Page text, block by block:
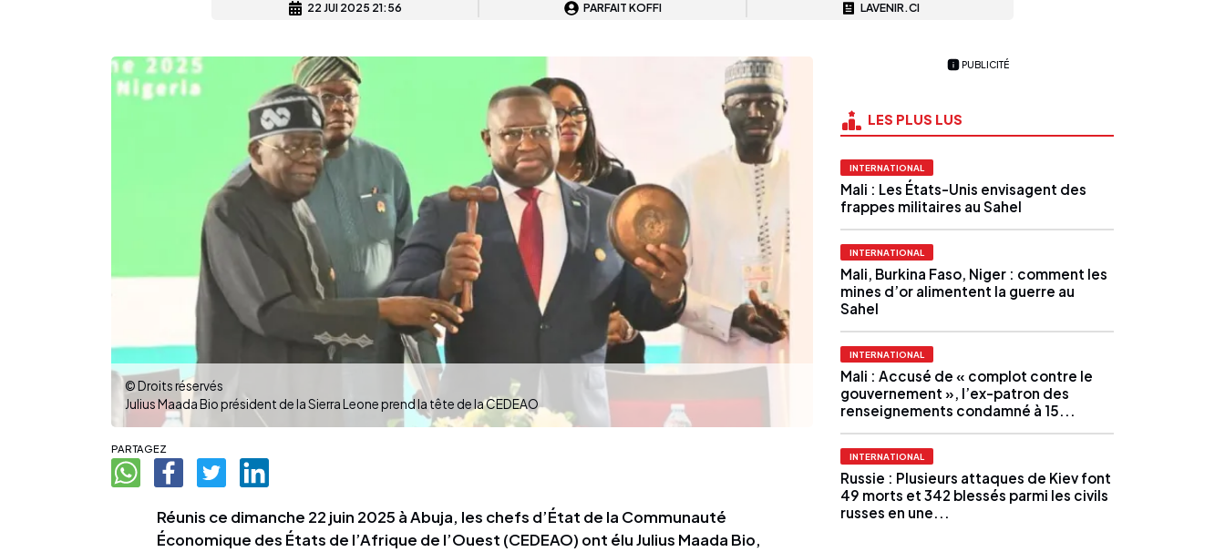
22 JUI 2025 21:56 PARFAIT KOFFI LAVENIR.CI
© Droits réservés
Julius Maada Bio président de la Sierra Leone prend la tête de la CEDEAO
PARTAGEZ
Réunis ce dimanche 22 juin 2025 à Abuja, les chefs d’État de la Communauté
Économique des États de l’Afrique de l’Ouest (CEDEAO) ont élu Julius Maada Bio,
PUBLICITÉ
LES PLUS LUS
INTERNATIONAL
Mali : Les États-Unis envisagent des
frappes militaires au Sahel
INTERNATIONAL
Mali, Burkina Faso, Niger : comment les
mines d’or alimentent la guerre au
Sahel
INTERNATIONAL
Mali : Accusé de « complot contre le
gouvernement », l’ex-patron des
renseignements condamné à 15...
INTERNATIONAL
Russie : Plusieurs attaques de Kiev font
49 morts et 342 blessés parmi les civils
russes en une...